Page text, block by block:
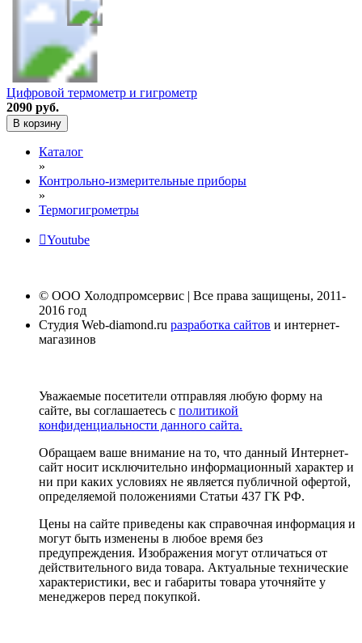
Цифровой термометр и гигрометр
2090 руб.
В корзину
Каталог
»
Контрольно-измерительные приборы
»
Термогигрометры
Youtube
© ООО Холодпромсервис | Все права защищены, 2011-
2016 год
Студия Web-diamond.ru разработка сайтов и интернет-
магазинов
Уважаемые посетители отправляя любую форму на
сайте, вы соглашаетесь с политикой
конфиденциальности данного сайта.
Обращаем ваше внимание на то, что данный Интернет-
сайт носит исключительно информационный характер и
ни при каких условиях не является публичной офертой,
определяемой положениями Статьи 437 ГК РФ.
Цены на сайте приведены как справочная информация и
могут быть изменены в любое время без
предупреждения. Изображения могут отличаться от
действительного вида товара. Актуальные технические
характеристики, вес и габариты товара уточняйте у
менеджеров перед покупкой.